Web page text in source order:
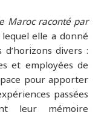
Maroc raconté par
elle a donné
divers :
et employées de
pour apporter
passées
leur mémoire